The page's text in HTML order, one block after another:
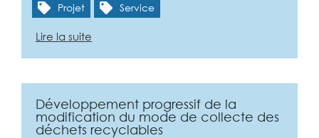
Projet Service
Lire la suite
Développement progressif de la
modification du mode de collecte des
déchets recyclables